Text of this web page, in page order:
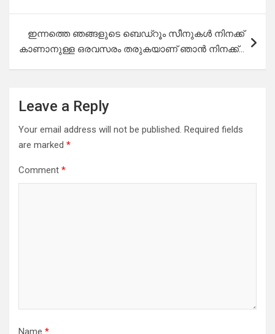
ഇന്നത്തെ ഞങ്ങളുടെ ബെഡ്റൂം സീനുകൾ നിനക്ക്
കാണാനുള്ള ഒരവസരം തരുകയാണ് ഞാൻ നിനക്ക്…
Leave a Reply
Your email address will not be published. Required fields
are marked *
Comment *